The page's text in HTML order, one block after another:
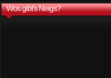
Wos gibt's Neigs?